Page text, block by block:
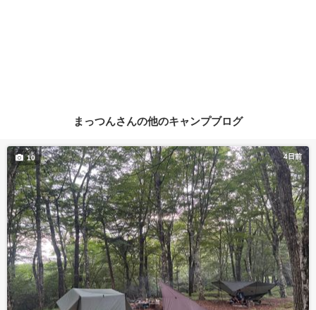
まっつんさんの他のキャンプブログ
4日前
10